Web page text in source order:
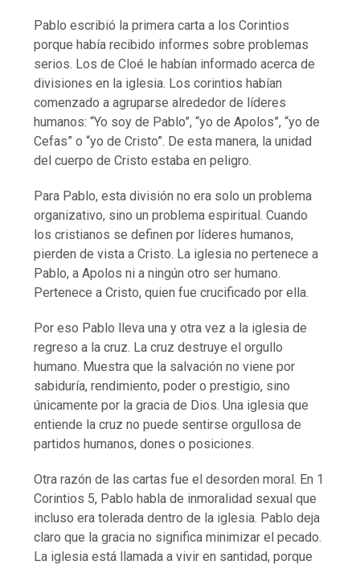
Pablo escribió la primera carta a los Corintios
porque había recibido informes sobre problemas
serios. Los de Cloé le habían informado acerca de
divisiones en la iglesia. Los corintios habían
comenzado a agruparse alrededor de líderes
humanos: “Yo soy de Pablo”, “yo de Apolos”, “yo de
Cefas” o “yo de Cristo”. De esta manera, la unidad
del cuerpo de Cristo estaba en peligro.
Para Pablo, esta división no era solo un problema
organizativo, sino un problema espiritual. Cuando
los cristianos se definen por líderes humanos,
pierden de vista a Cristo. La iglesia no pertenece a
Pablo, a Apolos ni a ningún otro ser humano.
Pertenece a Cristo, quien fue crucificado por ella.
Por eso Pablo lleva una y otra vez a la iglesia de
regreso a la cruz. La cruz destruye el orgullo
humano. Muestra que la salvación no viene por
sabiduría, rendimiento, poder o prestigio, sino
únicamente por la gracia de Dios. Una iglesia que
entiende la cruz no puede sentirse orgullosa de
partidos humanos, dones o posiciones.
Otra razón de las cartas fue el desorden moral. En 1
Corintios 5, Pablo habla de inmoralidad sexual que
incluso era tolerada dentro de la iglesia. Pablo deja
claro que la gracia no significa minimizar el pecado.
La iglesia está llamada a vivir en santidad, porque